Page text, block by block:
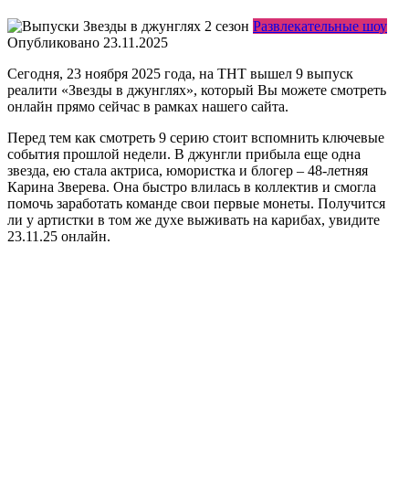
Развлекательные шоу
Опубликовано 23.11.2025
Сегодня, 23 ноября 2025 года, на ТНТ вышел 9 выпуск
реалити «Звезды в джунглях», который Вы можете смотреть
онлайн прямо сейчас в рамках нашего сайта.
Перед тем как смотреть 9 серию стоит вспомнить ключевые
события прошлой недели. В джунгли прибыла еще одна
звезда, ею стала актриса, юмористка и блогер – 48-летняя
Карина Зверева. Она быстро влилась в коллектив и смогла
помочь заработать команде свои первые монеты. Получится
ли у артистки в том же духе выживать на карибах, увидите
23.11.25 онлайн.